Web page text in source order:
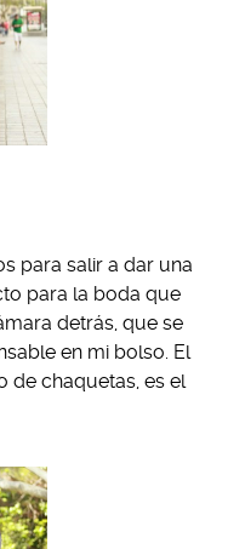
para salir a dar una
para la boda que
detrás, que se
en mi bolso. El
de chaquetas, es el